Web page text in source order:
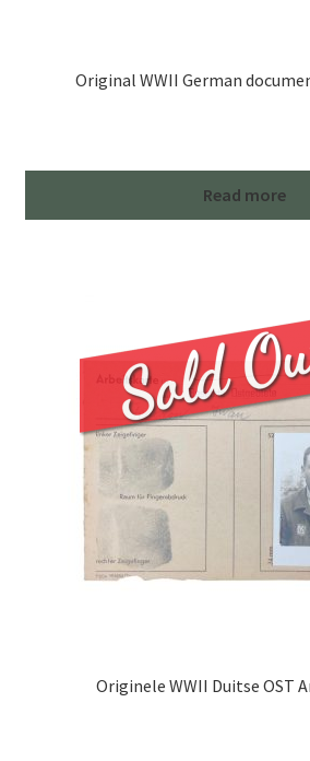
Original WWII German
Read more
Originele WWII Duitse OST